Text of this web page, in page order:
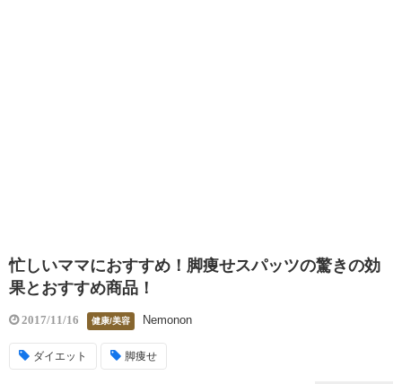
忙しいママにおすすめ！脚痩せスパッツの驚きの効
果とおすすめ商品！
2017/11/16 健康/美容 Nemonon
ダイエット 脚痩せ